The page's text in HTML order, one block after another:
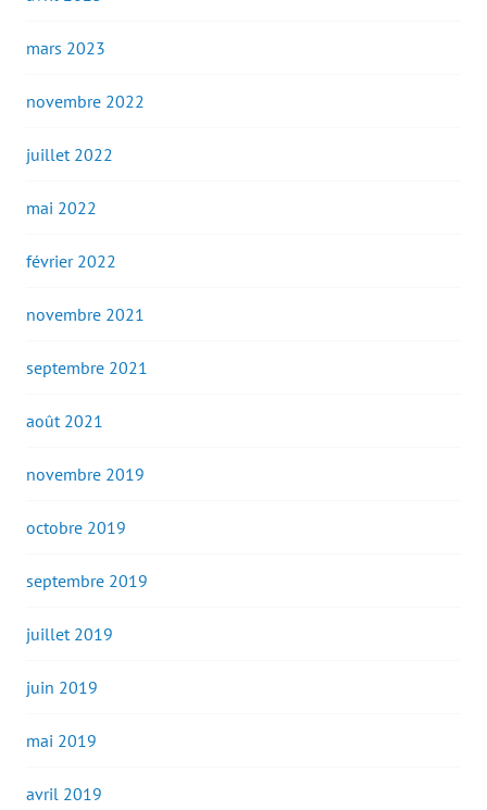
mars 2023
novembre 2022
juillet 2022
mai 2022
février 2022
novembre 2021
septembre 2021
août 2021
novembre 2019
octobre 2019
septembre 2019
juillet 2019
juin 2019
mai 2019
avril 2019